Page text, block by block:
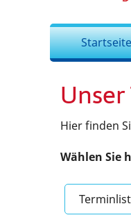
Startseite
Hier finden
Wählen Sie